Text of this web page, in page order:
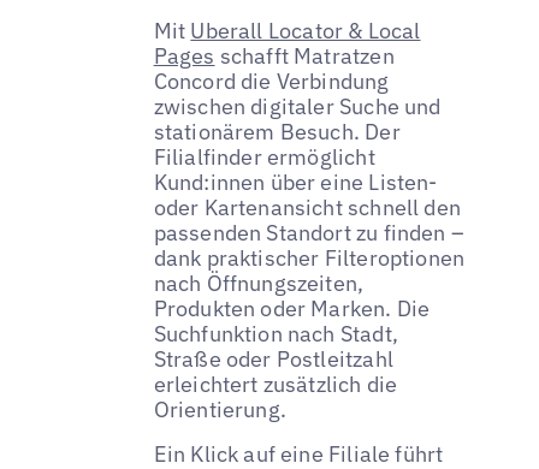
Mit Uberall Locator & Local
Pages schafft Matratzen
Concord die Verbindung
zwischen digitaler Suche und
stationärem Besuch. Der
Filialfinder ermöglicht
Kund:innen über eine Listen-
oder Kartenansicht schnell den
passenden Standort zu finden –
dank praktischer Filteroptionen
nach Öffnungszeiten,
Produkten oder Marken. Die
Suchfunktion nach Stadt,
Straße oder Postleitzahl
erleichtert zusätzlich die
Orientierung.
Ein Klick auf eine Filiale führt